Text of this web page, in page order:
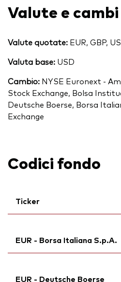
Valute e cambi
Valute quotate: EUR, GBP,
Valuta base: USD
Cambio: NYSE Euronext -
Stock Exchange, Bolsa
Deutsche Boerse, Borsa
Exchange
Codici fondo
Ticker
Ticker di borsa:VWCE
ISIN:
IE00BK5BQT80
EUR - Borsa Italiana S.p.A.
EUR - Deutsche Boerse